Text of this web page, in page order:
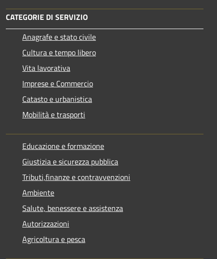
CATEGORIE DI SERVIZIO
Anagrafe e stato civile
Cultura e tempo libero
Vita lavorativa
Imprese e Commercio
Catasto e urbanistica
Mobilità e trasporti
Educazione e formazione
Giustizia e sicurezza pubblica
Tributi,finanze e contravvenzioni
Ambiente
Salute, benessere e assistenza
Autorizzazioni
Agricoltura e pesca